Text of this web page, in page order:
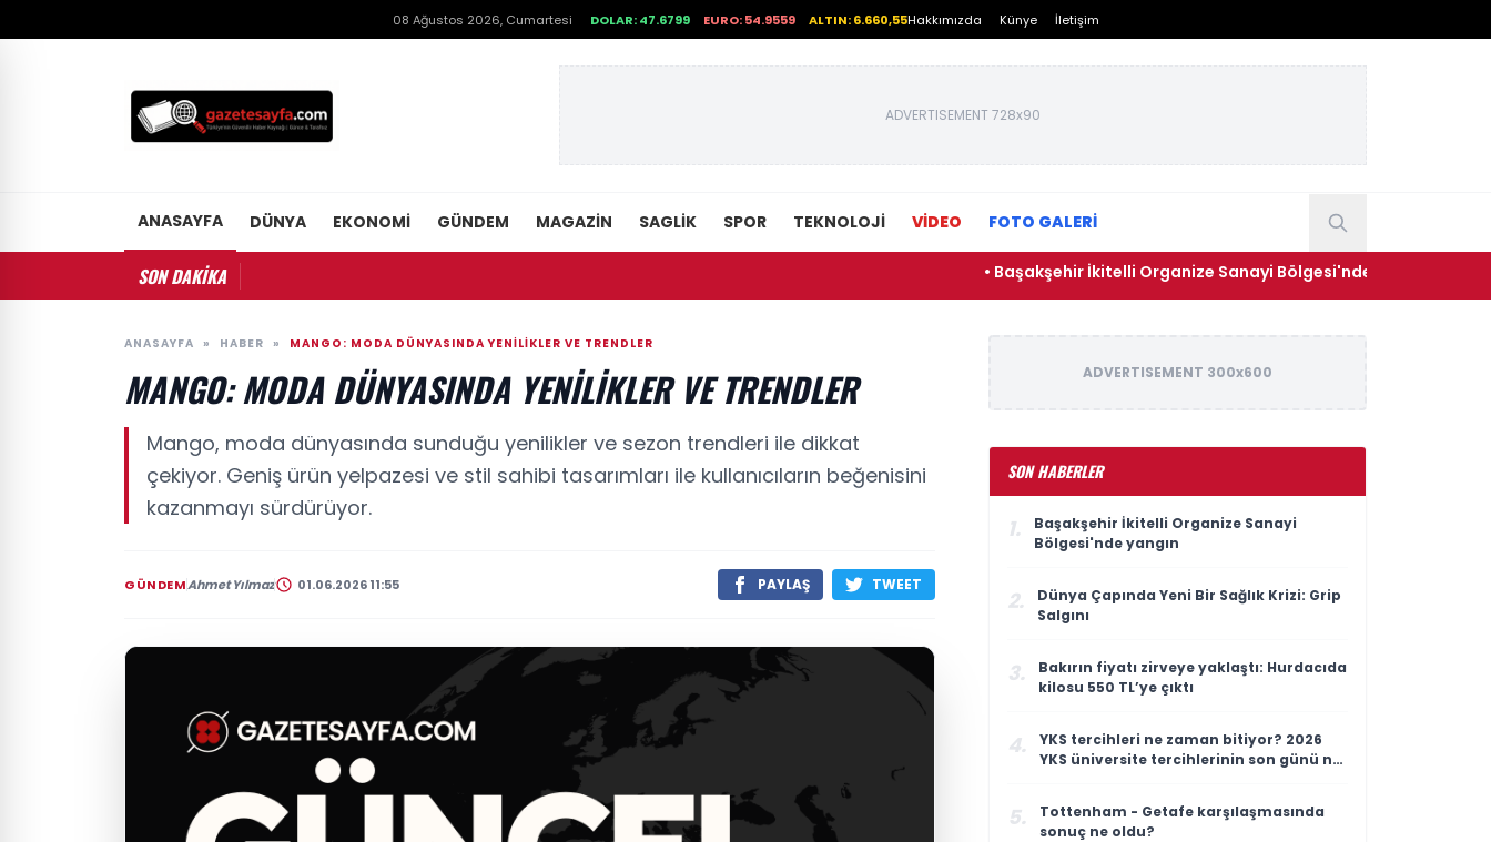
08 Ağustos 2026, Cumartesi DOLAR: 47.6799 EURO: 54.9559 ALTIN: 6.660,55Hakkımızda Künye İletişim
ADVERTISEMENT 728x90
ANASAYFA DÜNYA EKONOMI GÜNDEM MAGAZIN SAGLIK SPOR TEKNOLOJI VİDEO FOTO GALERİ
SON DAKİKA • Başakşehir İkitelli Organize Sanayi Bölgesi'nde yangın
ANASAYFA » HABER » MANGO: MODA DÜNYASINDA YENILIKLER VE TRENDLER
MANGO: MODA DÜNYASINDA YENILIKLER VE TRENDLER
Mango, moda dünyasında sunduğu yenilikler ve sezon trendleri ile dikkat
çekiyor. Geniş ürün yelpazesi ve stil sahibi tasarımları ile kullanıcıların beğenisini
kazanmayı sürdürüyor.
GÜNDEMAhmet Yılmaz 01.06.2026 11:55 PAYLAŞ TWEET
ADVERTISEMENT 300x600
SON HABERLER
1.
Başakşehir İkitelli Organize Sanayi
Bölgesi'nde yangın
2.
Dünya Çapında Yeni Bir Sağlık Krizi: Grip
Salgını
3.
Bakırın fiyatı zirveye yaklaştı: Hurdacıda
kilosu 550 TL’ye çıktı
4.
YKS tercihleri ne zaman bitiyor? 2026
YKS üniversite tercihlerinin son günü ne
5.
Tottenham - Getafe karşılaşmasında
sonuç ne oldu?